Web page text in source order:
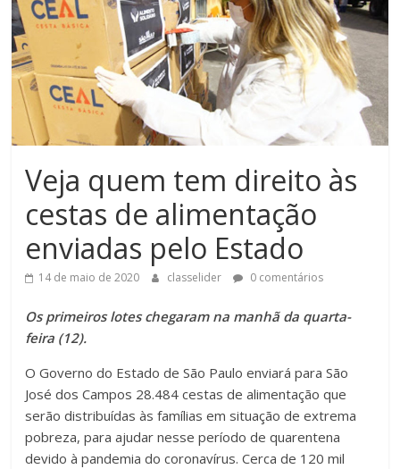
Veja quem tem direito às
cestas de alimentação
enviadas pelo Estado
14 de maio de 2020 classelider 0 comentários
Os primeiros lotes chegaram na manhã da quarta-
feira (12).
O Governo do Estado de São Paulo enviará para São
José dos Campos 28.484 cestas de alimentação que
serão distribuídas às famílias em situação de extrema
pobreza, para ajudar nesse período de quarentena
devido à pandemia do coronavírus. Cerca de 120 mil